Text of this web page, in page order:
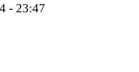
- 23:47